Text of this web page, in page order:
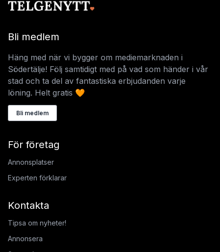
Bli medlem
Häng med när vi bygger om mediemarknaden i
Södertälje! Följ samtidigt med på vad som händer i vår
stad och ta del av fantastiska erbjudanden varje
löning. Helt gratis 🧡
Bli medlem
För företag
Annonsplatser
Experten förklarar
Kontakta
Tipsa om nyheter!
Annonsera